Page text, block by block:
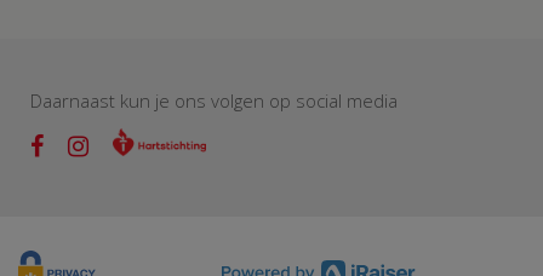
Daarnaast kun je ons volgen op social media